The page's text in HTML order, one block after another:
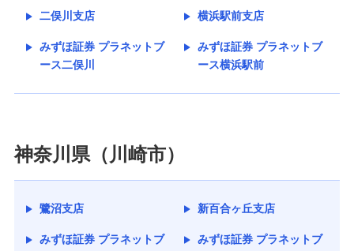
二俣川支店
みずほ証券 プラネットブ
ース二俣川
横浜駅前支店
みずほ証券 プラネットブ
ース横浜駅前
神奈川県（川崎市）
鷺沼支店
みずほ証券 プラネットブ
新百合ヶ丘支店
みずほ証券 プラネットブ